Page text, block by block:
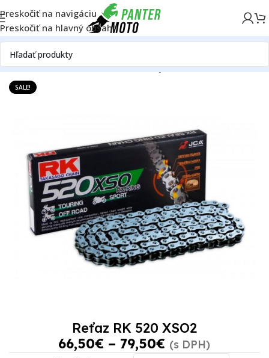
Preskočiť na navigáciu
Preskočiť na hlavný obsah
DomovOFF ROADRámReťazové sadyReťaze
SALE!
Reťaz RK 520 XSO2
66,50€ – 79,50€ (s DPH)